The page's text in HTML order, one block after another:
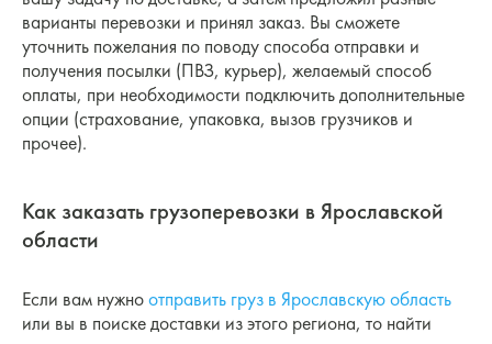
варианты перевозки и принял заказ. Вы сможете
уточнить пожелания по поводу способа отправки и
получения посылки (ПВЗ, курьер), желаемый способ
оплаты, при необходимости подключить дополнительные
опции (страхование, упаковка, вызов грузчиков и
прочее).
Как заказать грузоперевозки в Ярославской
области
Если вам нужноотправить груз в Ярославскую область
или вы в поиске доставки из этого региона, то найти